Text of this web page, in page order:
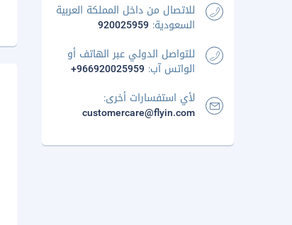
للاتصال من داخل المملكة العربية
السعودية: 920025959
للتواصل الدولي عبر الهاتف أو
الواتس آب: +966920025959
لأي استفسارات أخرى:
customercare@flyin.com